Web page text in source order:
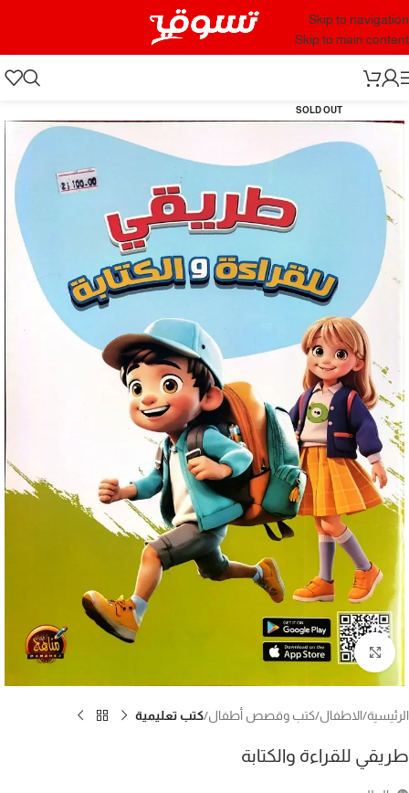
Skip to navigation
Skip to main content
SOLD OUT
Click to enlarge
الرئيسية الاطفال كتب وقصص أطفال كتب تعليمية
طريقي للقراءة والكتابة